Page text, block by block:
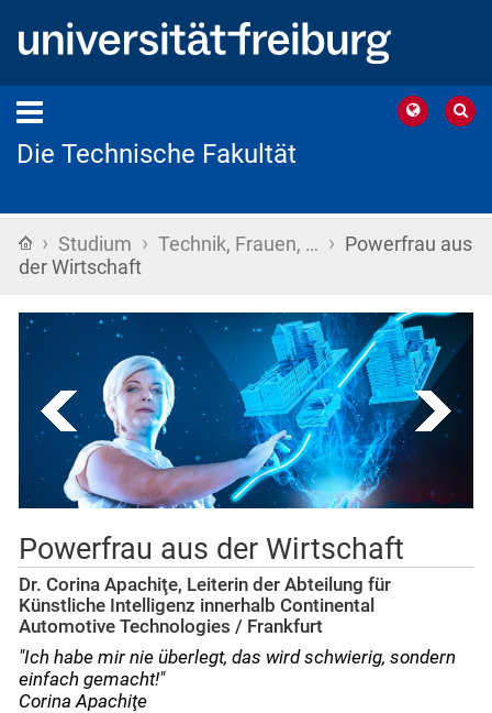
Die Technische Fakultät
Startseite
› Studium › Technik, Frauen, … › Powerfrau aus
der Wirtschaft
Powerfrau aus der Wirtschaft
Dr. Corina Apachiţe, Leiterin der Abteilung für
Künstliche Intelligenz innerhalb Continental
Automotive Technologies / Frankfurt
"Ich habe mir nie überlegt, das wird schwierig, sondern
einfach gemacht!"
Corina Apachiţe